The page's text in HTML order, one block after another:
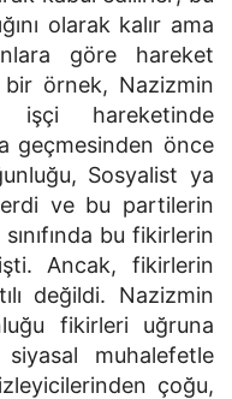
olarak kalır ama
göre hareket
bir örnek, Nazizmin
işçi hareketinde
geçmesinden önce
Sosyalist ya
ve bu partilerin
bu fikirlerin
Ancak, fikirlerin
değildi. Nazizmin
fikirleri uğruna
muhalefetle
çoğu,